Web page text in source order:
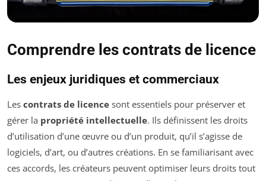
Comprendre les contrats de licence
Les enjeux juridiques et commerciaux
Les contrats de licence sont essentiels pour préserver et
gérer la propriété intellectuelle. Ils définissent les droits
d’utilisation d’une œuvre ou d’un produit, qu’il s’agisse de
logiciels, d’art, ou d’autres créations. En se familiarisant avec
ces accords, les créateurs peuvent optimiser leurs droits tout